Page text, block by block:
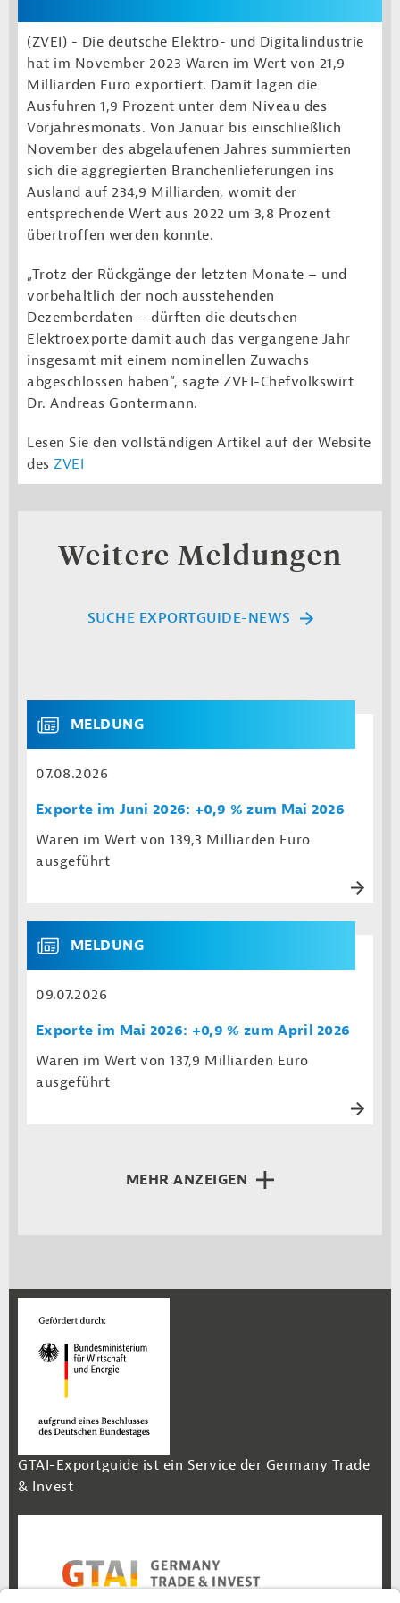
(ZVEI) - Die deutsche Elektro- und Digitalindustrie
hat im November 2023 Waren im Wert von 21,9
Milliarden Euro exportiert. Damit lagen die
Ausfuhren 1,9 Prozent unter dem Niveau des
Vorjahresmonats. Von Januar bis einschließlich
November des abgelaufenen Jahres summierten
sich die aggregierten Branchenlieferungen ins
Ausland auf 234,9 Milliarden, womit der
entsprechende Wert aus 2022 um 3,8 Prozent
übertroffen werden konnte.
„Trotz der Rückgänge der letzten Monate – und
vorbehaltlich der noch ausstehenden
Dezemberdaten – dürften die deutschen
Elektroexporte damit auch das vergangene Jahr
insgesamt mit einem nominellen Zuwachs
abgeschlossen haben“, sagte ZVEI-Chefvolkswirt
Dr. Andreas Gontermann.
Lesen Sie den vollständigen Artikel auf der Website
des ZVEI
Weitere Meldungen
SUCHE EXPORTGUIDE-NEWS
MELDUNG
07.08.2026
Exporte im Juni 2026: +0,9 % zum Mai 2026
Waren im Wert von 139,3 Milliarden Euro
ausgeführt
MELDUNG
09.07.2026
Exporte im Mai 2026: +0,9 % zum April 2026
Waren im Wert von 137,9 Milliarden Euro
ausgeführt
MEHR ANZEIGEN
GTAI-Exportguide ist ein Service der Germany Trade
& Invest